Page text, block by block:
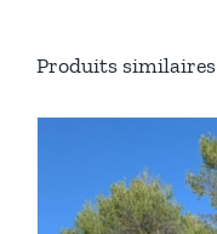
Produits similaires